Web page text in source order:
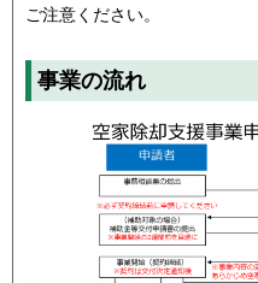
ご注意ください。
事業の流れ